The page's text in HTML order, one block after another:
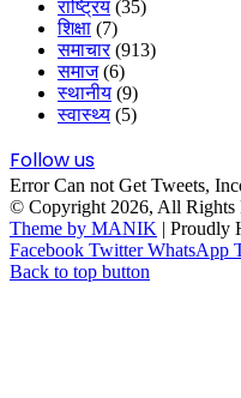
राष्ट्रिय (35)
शिक्षा (7)
समाचार(913)
समाज(6)
स्थानीय (9)
स्वास्थ्य (5)
Follow us
Error Can not Get Tweets,
© Copyright 2026, All Rights
Theme by MANIK | Proudly
Facebook Twitter WhatsApp
Back to top button